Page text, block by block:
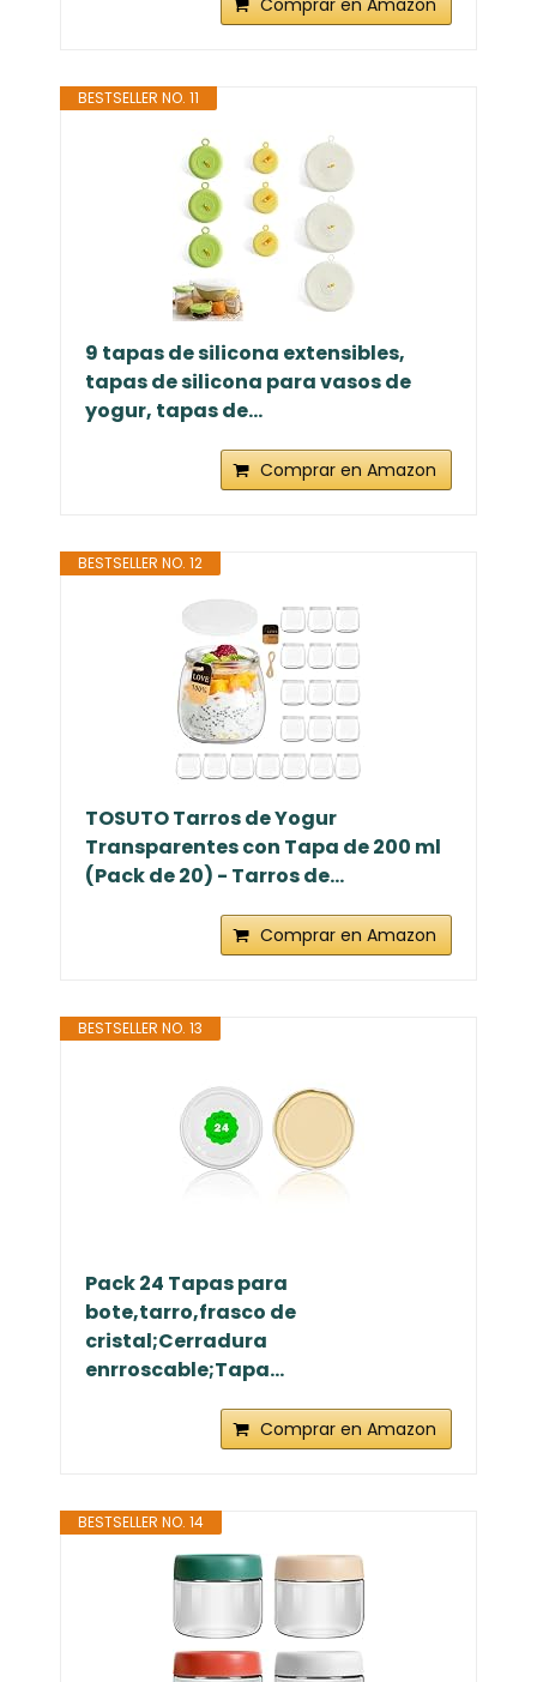
BESTSELLER NO. 11
9 tapas de silicona extensibles,
tapas de silicona para vasos de
yogur, tapas de...
Comprar en Amazon
BESTSELLER NO. 12
TOSUTO Tarros de Yogur
Transparentes con Tapa de 200 ml
(Pack de 20) - Tarros de...
Comprar en Amazon
BESTSELLER NO. 13
Pack 24 Tapas para
bote,tarro,frasco de
cristal;Cerradura
enrroscable;Tapa...
Comprar en Amazon
BESTSELLER NO. 14